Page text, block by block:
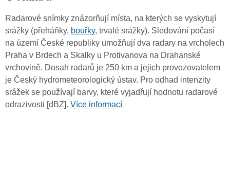
Radarové snímky znázorňují místa, na kterých se vyskytují
srážky (přeháňky, bouřky, trvalé srážky). Sledování počasí
na území České republiky umožňují dva radary na vrcholech
Praha v Brdech a Skalky u Protivanova na Drahanské
vrchovině. Dosah radarů je 250 km a jejich provozovatelem
je Český hydrometeorologický ústav. Pro odhad intenzity
srážek se používají barvy, které vyjadřují hodnotu radarové
odrazivosti [dBZ]. Více informací